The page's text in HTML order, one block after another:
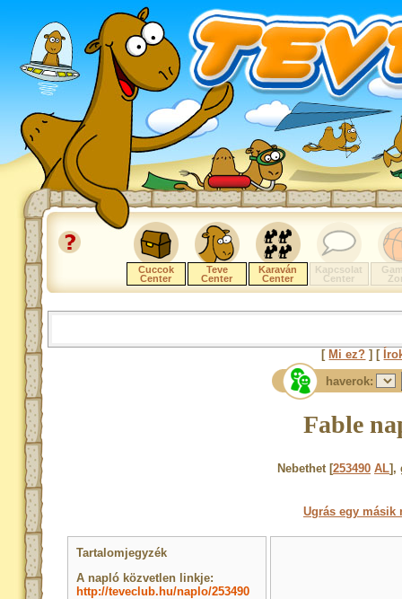
Cuccok
Center
Teve
Center
Karaván
Center
Kapcsolat
Center
[ Mi ez? ] [
haverok:
Fable
Nebethet [253490 AL],
Ugrás egy másik
Tartalomjegyzék
A napló közvetlen linkje:
http://teveclub.hu/naplo/253490